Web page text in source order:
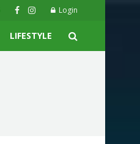
Login
LIFESTYLE